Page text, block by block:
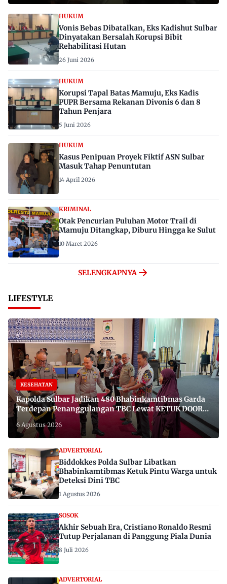
HUKUM
Vonis Bebas Dibatalkan, Eks Kadishut Sulbar
Dinyatakan Bersalah Korupsi Bibit
Rehabilitasi Hutan
26 Juni 2026
HUKUM
Korupsi Tapal Batas Mamuju, Eks Kadis
PUPR Bersama Rekanan Divonis 6 dan 8
Tahun Penjara
5 Juni 2026
HUKUM
Kasus Penipuan Proyek Fiktif ASN Sulbar
Masuk Tahap Penuntutan
14 April 2026
KRIMINAL
Otak Pencurian Puluhan Motor Trail di
Mamuju Ditangkap, Diburu Hingga ke Sulut
10 Maret 2026
SELENGKAPNYA
LIFESTYLE
KESEHATAN
Kapolda Sulbar Jadikan 480 Bhabinkamtibmas Garda
Terdepan Penanggulangan TBC Lewat KETUK DOORS
di 650 Desa
6 Agustus 2026
ADVERTORIAL
Biddokkes Polda Sulbar Libatkan
Bhabinkamtibmas Ketuk Pintu Warga untuk
Deteksi Dini TBC
1 Agustus 2026
SOSOK
Akhir Sebuah Era, Cristiano Ronaldo Resmi
Tutup Perjalanan di Panggung Piala Dunia
8 Juli 2026
ADVERTORIAL